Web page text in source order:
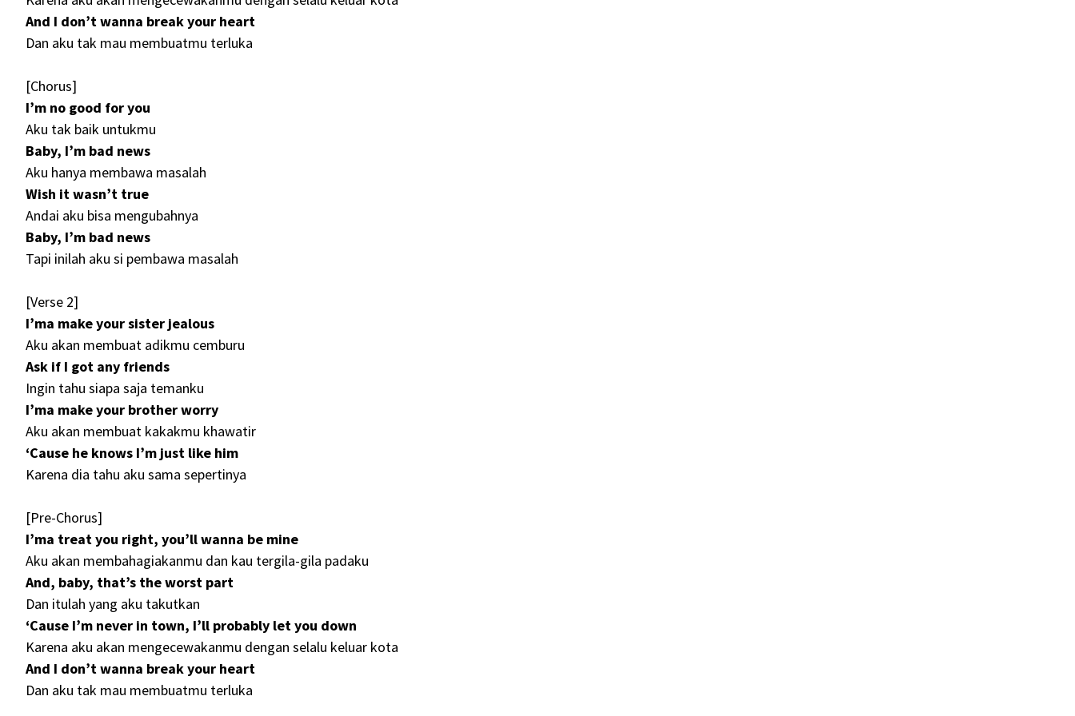
And I don’t wanna break your heart
Dan aku tak mau membuatmu terluka
[Chorus]
I’m no good for you
Aku tak baik untukmu
Baby, I’m bad news
Aku hanya membawa masalah
Wish it wasn’t true
Andai aku bisa mengubahnya
Baby, I’m bad news
Tapi inilah aku si pembawa masalah
[Verse 2]
I’ma make your sister jealous
Aku akan membuat adikmu cemburu
Ask if I got any friends
Ingin tahu siapa saja temanku
I’ma make your brother worry
Aku akan membuat kakakmu khawatir
‘Cause he knows I’m just like him
Karena dia tahu aku sama sepertinya
[Pre-Chorus]
I’ma treat you right, you’ll wanna be mine
Aku akan membahagiakanmu dan kau tergila-gila padaku
And, baby, that’s the worst part
Dan itulah yang aku takutkan
‘Cause I’m never in town, I’ll probably let you down
Karena aku akan mengecewakanmu dengan selalu keluar kota
And I don’t wanna break your heart
Dan aku tak mau membuatmu terluka